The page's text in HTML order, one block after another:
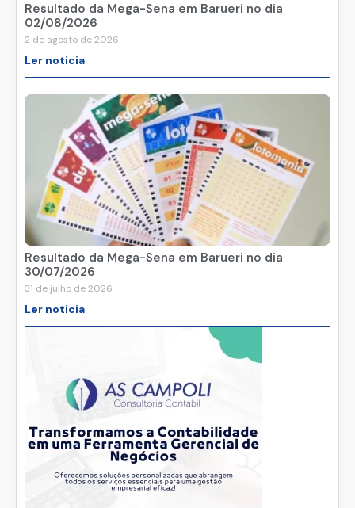
Resultado da Mega-Sena em Barueri no dia
02/08/2026
2 de agosto de 2026
Ler noticia
Resultado da Mega-Sena em Barueri no dia
30/07/2026
31 de julho de 2026
Ler noticia